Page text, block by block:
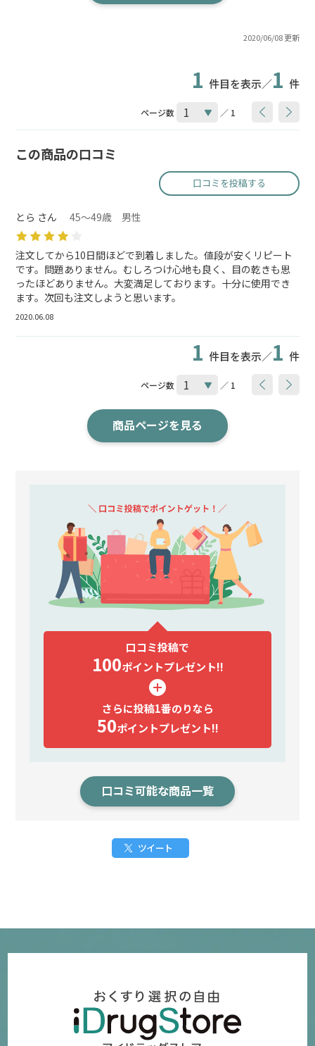
2020/06/08 更新
1 件目を表示／1 件
ページ数 ／ 1
この商品の口コミ
口コミを投稿する
とら さん 45～49歳 男性
注文してから10日間ほどで到着しました。値段が安くリピート
です。問題ありません。むしろつけ心地も良く、目の乾きも思
ったほどありません。大変満足しております。十分に使用でき
ます。次回も注文しようと思います。
2020.06.08
1 件目を表示／1 件
ページ数 ／ 1
商品ページを見る
口コミ投稿で
100ポイントプレゼント!!
さらに投稿1番のりなら
50ポイントプレゼント!!
口コミ可能な商品一覧
ツイート